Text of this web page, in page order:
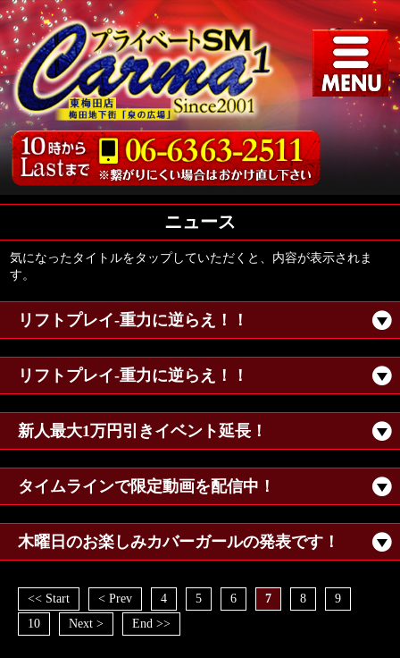
ニュース
気になったタイトルをタップしていただくと、内容が表示されま
す。
リフトプレイ-重力に逆らえ！！
リフトプレイ-重力に逆らえ！！
新人最大1万円引きイベント延長！
タイムラインで限定動画を配信中！
木曜日のお楽しみカバーガールの発表です！
<< Start < Prev 4 5 6 7 8
9
10
Next > End >>